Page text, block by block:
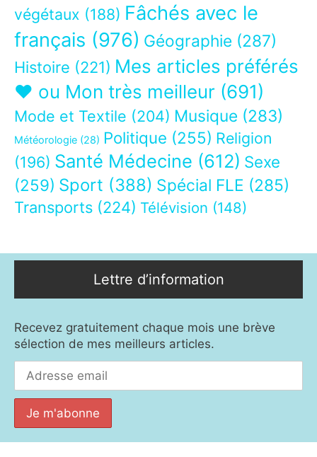
végétaux (188) Fâchés avec le
français (976) Géographie (287)
Histoire (221) Mes articles préférés
❤ ou Mon très meilleur (691)
Mode et Textile (204) Musique (283)
Météorologie (28) Politique (255) Religion
(196) Santé Médecine (612) Sexe
(259) Sport (388) Spécial FLE (285)
Transports (224) Télévision (148)
Lettre d’information
Recevez gratuitement chaque mois une brève
sélection de mes meilleurs articles.